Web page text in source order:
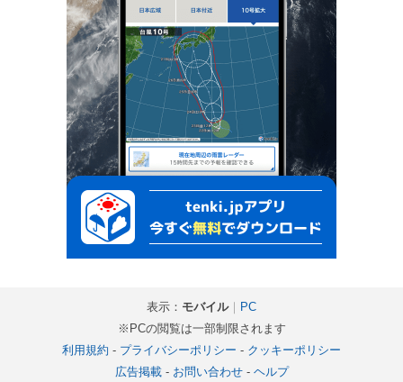
表示： モバイル｜ PC
※PCの閲覧は一部制限されます
利用規約 - プライバシーポリシー - クッキーポリシー
広告掲載- お問い合わせ- ヘルプ